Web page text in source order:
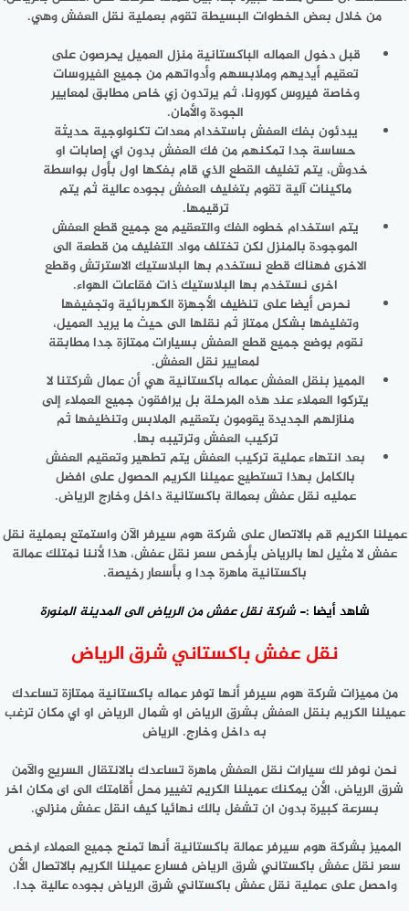
من خلال بعض الخطوات البسيطة تقوم بعملية نقل العفش وهي.
قبل دخول العماله الباكستانية منزل العميل يحرصون على
تعقيم أيديهم وملابسهم وأدواتهم من جميع الفيروسات
وخاصة فيروس كورونا، ثم يرتدون زي خاص مطابق لمعايير
الجودة والأمان.
يبدئون بفك العفش باستخدام معدات تكنولوجية حديثة
حساسة جدا تمكنهم من فك العفش بدون اي إصابات او
خدوش، يتم تغليف القطع الذي قام بفكها اول بأول بواسطة
ماكينات آلية تقوم بتغليف العفش بجوده عالية ثم يتم
ترقيمها.
يتم استخدام خطوه الفك والتعقيم مع جميع قطع العفش
الموجودة بالمنزل لكن تختلف مواد التغليف من قطعة الى
الاخرى فهناك قطع نستخدم بها البلاستيك الاسترتش وقطع
اخرى نستخدم بها البلاستيك ذات فقاعات الهواء.
نحرص أيضا على تنظيف الأجهزة الكهربائية وتجفيفها
وتغليفها بشكل ممتاز ثم نقلها الى حيث ما يريد العميل،
نقوم بوضع جميع قطع العفش بسيارات ممتازة جدا مطابقة
لمعايير نقل العفش.
المميز بنقل العفش عماله باكستانية هي أن عمال شركتنا لا
يتركوا العملاء عند هذه المرحلة بل يرافقون جميع العملاء إلى
منازلهم الجديدة يقومون بتعقيم الملابس وتنظيفها ثم
تركيب العفش وترتيبه بها.
بعد انتهاء عملية تركيب العفش يتم تطهير وتعقيم العفش
بالكامل بهذا تستطيع عميلنا الكريم الحصول على افضل
عمليه نقل عفش بعمالة باكستانية داخل وخارج الرياض.
عميلنا الكريم قم بالاتصال على شركة هوم سيرفر الآن واستمتع بعملية نقل
عفش لا مثيل لها بالرياض بأرخص سعر نقل عفش، هذا لأننا نمتلك عمالة
باكستانية ماهرة جدا و بأسعار رخيصة.
شاهد أيضا :-شركة نقل عفش من الرياض الى المدينة المنورة
نقل عفش باكستاني شرق الرياض
من مميزات شركة هوم سيرفر أنها توفر عماله باكستانية ممتازة تساعدك
عميلنا الكريم بنقل العفش بشرق الرياض او شمال الرياض او اي مكان ترغب
به داخل وخارج. الرياض
نحن نوفر لك سيارات نقل العفش ماهرة تساعدك بالانتقال السريع والآمن
شرق الرياض، الأن يمكنك عميلنا الكريم تغيير محل أقامتك الى اى مكان اخر
بسرعة كبيرة بدون ان تشغل بالك نهائيا كيف انقل عفش منزلي.
المميز بشركة هوم سيرفر عمالة باكستانية أنها تمنح جميع العملاء ارخص
سعر نقل عفش باكستاني شرق الرياض فسارع عميلنا الكريم بالاتصال الأن
واحصل على عملية نقل عفش باكستاني شرق الرياض بجوده عالية جدا.